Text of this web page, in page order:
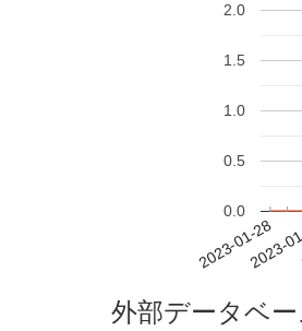
2023-01-28
2023-
0.0
0.5
1.0
1.5
2.0
外部データベ